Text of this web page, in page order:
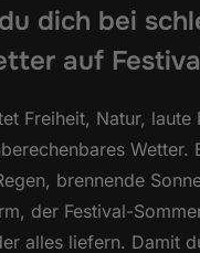
dich bei
auf
Freiheit, Natur,
Wetter.
brennende
der Festival-
alles liefern. Damit